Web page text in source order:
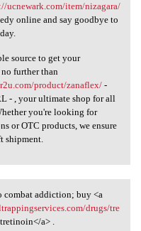
ucnewark.com/item/nizagara/
online and say goodbye to
source to get your
further than
product/zanaflex/-
- , your ultimate shop for all
you're looking for
or OTC products, we ensure
shipment.
to combat
combat addiction; buy <a
drugs/tre
a> .